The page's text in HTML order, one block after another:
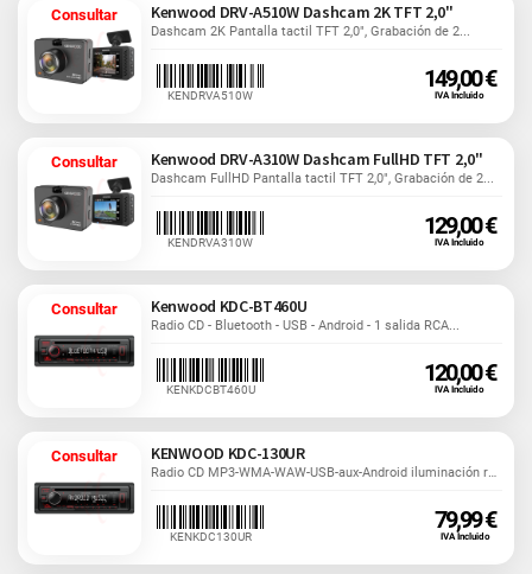
Consultar Kenwood DRV-A510W Dashcam 2K TFT 2,0"
Dashcam 2K Pantalla tactil TFT 2,0", Grabación de 2...
KENDRVA510W
149,00 €
IVA Incluido
Consultar Kenwood DRV-A310W Dashcam FullHD TFT 2,0"
Dashcam FullHD Pantalla tactil TFT 2,0", Grabación de 2...
KENDRVA310W
129,00 €
IVA Incluido
Consultar Kenwood KDC-BT460U
Radio CD - Bluetooth - USB - Android - 1 salida RCA...
KENKDCBT460U
120,00 €
IVA Incluido
Consultar KENWOOD KDC-130UR
Radio CD MP3-WMA-WAW-USB-aux-Android iluminación roja...
KENKDC130UR
79,99 €
IVA Incluido